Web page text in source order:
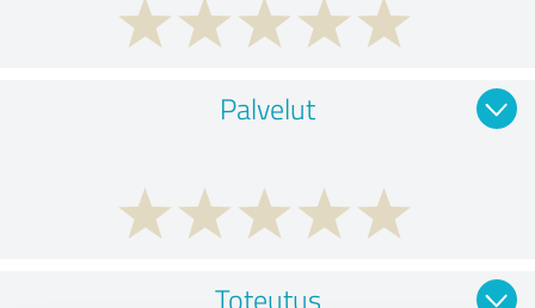
Palvelut
Toteutus